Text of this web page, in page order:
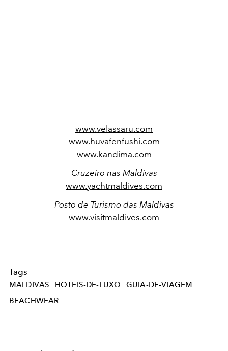
www.velassaru.com
www.huvafenfushi.com
www.kandima.com
Cruzeiro nas Maldivas
www.yachtmaldives.com
Posto de Turismo das Maldivas
www.visitmaldives.com
Tags
MALDIVAS HOTEIS-DE-LUXO
GUIA-DE-VIAGEM
BEACHWEAR